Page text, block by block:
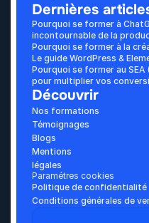
Dernières
Pourquoi se former à
incontournable de la
Pourquoi se former à la
Le guide WordPress &
Pourquoi se former au SEA
pour multiplier vos
Découvrir
Nos formations
Témoignages
Blogs
Mentions
légales
Paramétres cookies
Politique de confidentialité
Conditions générales de